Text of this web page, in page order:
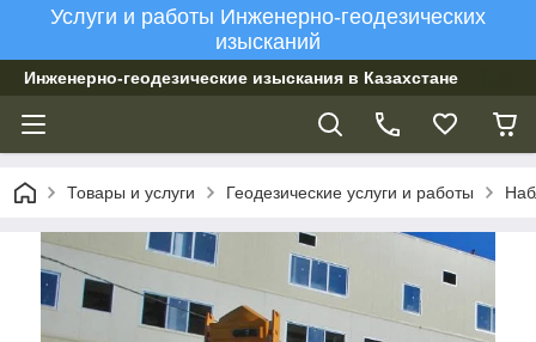
Услуги и работы Инженерно-геодезических
изысканий
Инженерно-геодезические изыскания в Казахстане
Товары и услуги Геодезические услуги и работы